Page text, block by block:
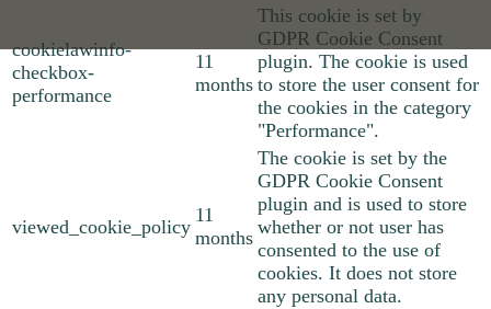
cookielawinfo-
checkbox-
performance
11
months
This cookie is set by
GDPR Cookie Consent
plugin. The cookie is used
to store the user consent for
the cookies in the category
"Performance".
viewed_cookie_policy
11
months
The cookie is set by the
GDPR Cookie Consent
plugin and is used to store
whether or not user has
consented to the use of
cookies. It does not store
any personal data.